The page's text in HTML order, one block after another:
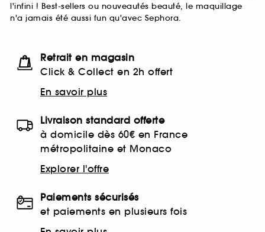
l'infini ! Best-sellers ou nouveautés beauté, le maquillage
n'a jamais été aussi fun qu'avec Sephora.
Retrait en magasin
Click & Collect en 2h offert
En savoir plus
Livraison standard offerte
à domicile dès 60€ en France
métropolitaine et Monaco
Explorer l'offre
Paiements sécurisés
et paiements en plusieurs fois